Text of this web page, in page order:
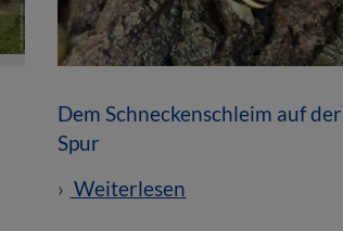
Dem Schneckenschleim auf der
Spur
Weiterlesen